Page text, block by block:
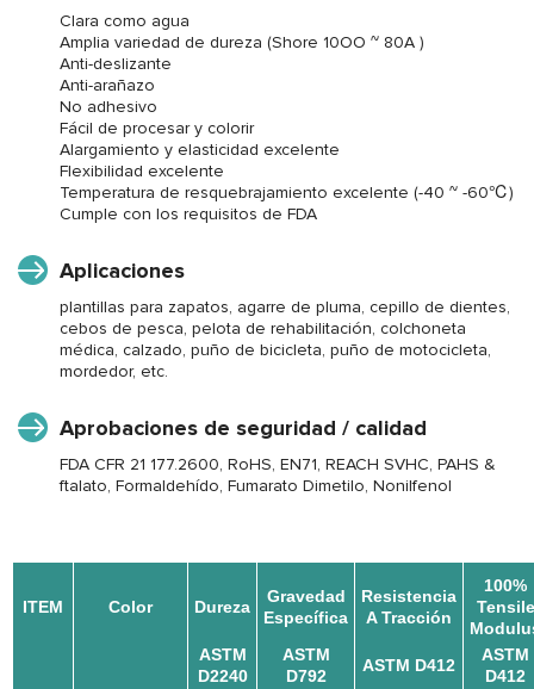
Clara como agua
Amplia variedad de dureza (Shore 10OO ~ 80A )
Anti-deslizante
Anti-arañazo
No adhesivo
Fácil de procesar y colorir
Alargamiento y elasticidad excelente
Flexibilidad excelente
Temperatura de resquebrajamiento excelente (-40 ~ -60℃)
Cumple con los requisitos de FDA
Aplicaciones
plantillas para zapatos, agarre de pluma, cepillo de dientes,
cebos de pesca, pelota de rehabilitación, colchoneta
médica, calzado, puño de bicicleta, puño de motocicleta,
mordedor, etc.
Aprobaciones de seguridad / calidad
FDA CFR 21 177.2600, RoHS, EN71, REACH SVHC, PAHS &
ftalato, Formaldehído, Fumarato Dimetilo, Nonilfenol
ITEM Color Dureza
Gravedad
Específica
Resistencia
A Tracción
100%
Tensile
ASTM
D2240
ASTM
D792
ASTM D412
ASTM
D412